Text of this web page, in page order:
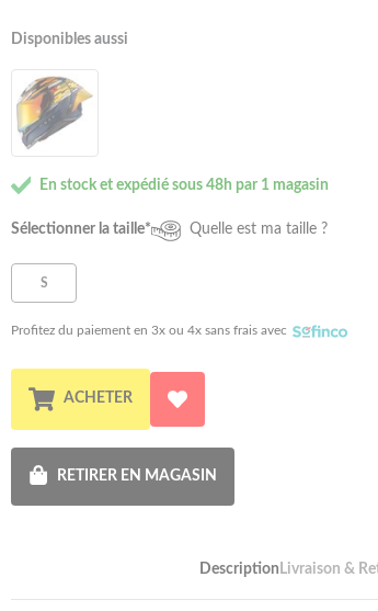
Disponibles aussi
En stock et expédié sous 48h par 1 magasin
Sélectionner la taille* Quelle est ma taille ?
S
Profitez du paiement en 3x ou 4x sans frais avec
ACHETER
RETIRER EN MAGASIN
Description Livraison &